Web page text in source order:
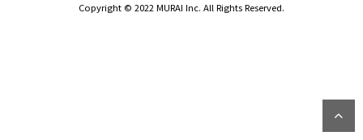
Copyright © 2022 MURAI Inc. All Rights Reserved.